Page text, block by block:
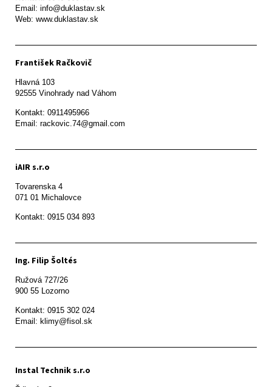
Email: info@duklastav.sk
Web: www.duklastav.sk
František Račkovič
Hlavná 103
92555 Vinohrady nad Váhom
Kontakt: 0911495966
Email: rackovic.74@gmail.com
iAIR s.r.o
Tovarenska 4
071 01 Michalovce
Ing. Filip Šoltés
Ružová 727/26
900 55 Lozorno
Kontakt: 0915 302 024
Email: klimy@fisol.sk
Instal Technik s.r.o